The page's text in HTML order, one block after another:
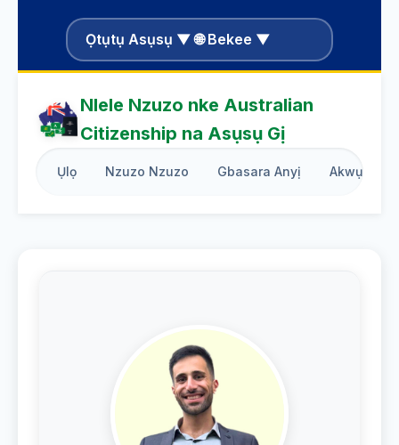
Ọtụtụ Asụsụ ▼ 🌐 Bekee ▼
Nlele Nzuzo nke Australian
Citizenship na Asụsụ Gị
Ụlọ Nzuzo Nzuzo Gbasara Anyị Akwụkwọ